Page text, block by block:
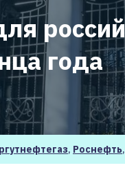
года
, Роснефть,